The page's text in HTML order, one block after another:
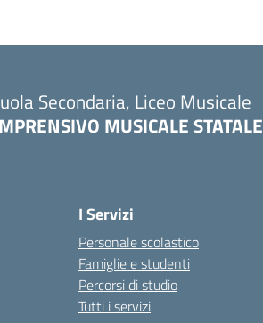
Secondaria, Liceo Musicale
MUSICALE STATALE
I Servizi
Personale scolastico
Famiglie e studenti
Percorsi di studio
Tutti i servizi